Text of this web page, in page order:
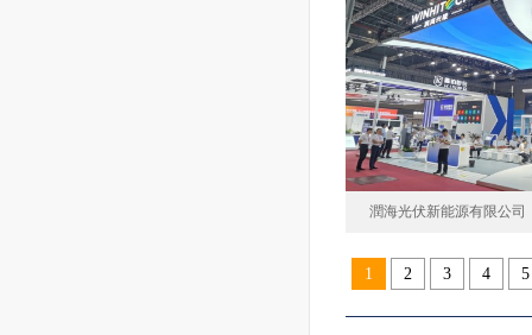
上能電氣股份有限公
中國
面積
潤海光伏新能源有限公司
1 2 3 4 5